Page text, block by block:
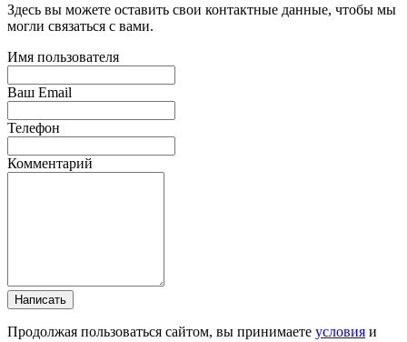
Здесь вы можете оставить свои контактные данные, чтобы мы
могли связаться с вами.
Имя пользователя
Ваш Email
Телефон
Комментарий
Написать
Продолжая пользоваться сайтом, вы принимаете условия и